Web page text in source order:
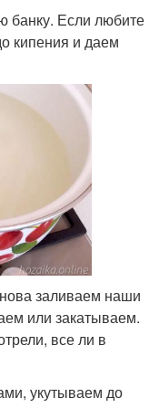
банку. Если любите
кипения и даем
заливаем наши
или закатываем.
все ли в
укутываем до